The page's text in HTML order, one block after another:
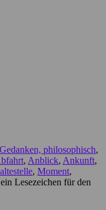
Gedanken, philosophisch,
, Anblick, Ankunft,
, Moment,
Lesezeichen für den